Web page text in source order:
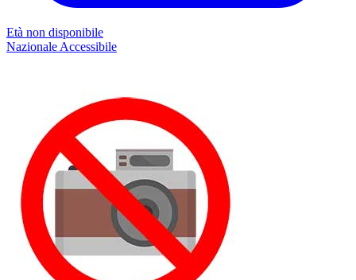
Età non disponibile
Nazionale Accessibile